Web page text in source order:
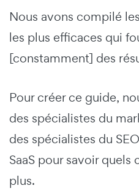
Nous avons compilé
les plus efficaces qui
[constamment] des
Pour créer ce guide,
des spécialistes du
des spécialistes du
SaaS pour savoir
plus.